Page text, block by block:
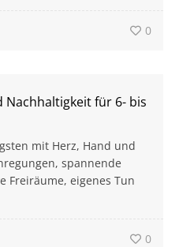
0
für 6- bis
mit Herz, Hand und
spannende
Freiräume, eigenes Tun
0